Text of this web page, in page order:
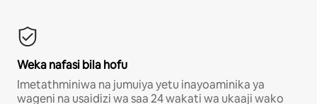
Weka nafasi bila hofu
Imetathminiwa na jumuiya yetu inayoaminika ya
wageni na usaidizi wa saa 24 wakati wa ukaaji wako